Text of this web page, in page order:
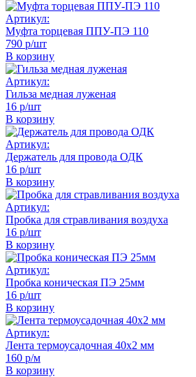
Артикул:
Муфта торцевая ППУ-ПЭ 110
790 р/шт
В корзину
Артикул:
Гильза медная луженая
16 р/шт
В корзину
Артикул:
Держатель для провода ОДК
16 р/шт
В корзину
Артикул:
Пробка для стравливания воздуха
16 р/шт
В корзину
Артикул:
Пробка коническая ПЭ 25мм
16 р/шт
В корзину
Артикул:
Лента термоусадочная 40х2 мм
160 р/м
В корзину